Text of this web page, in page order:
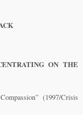
ON THE
(1997/Crisis